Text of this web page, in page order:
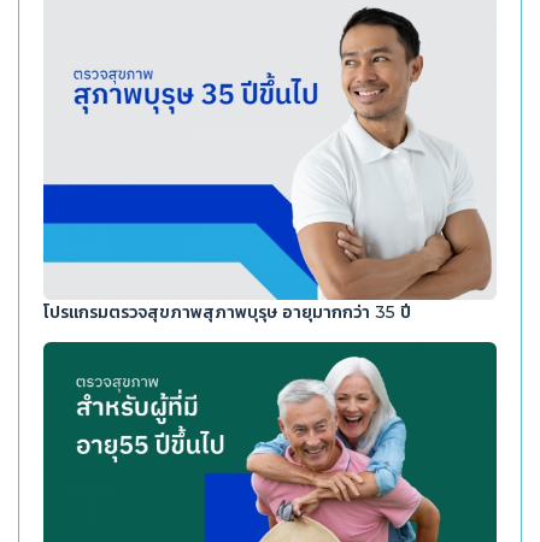
โปรแกรมตรวจสุขภาพสุภาพบุรุษ อายุมากกว่า 35 ปี